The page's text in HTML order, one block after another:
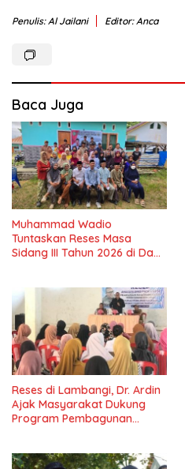
Penulis: Al Jailani Editor: Anca
Baca Juga
Muhammad Wadio
Tuntaskan Reses Masa
Sidang III Tahun 2026 di Dapil
Reses di Lambangi, Dr. Ardin
Ajak Masyarakat Dukung
Program Pembagunan